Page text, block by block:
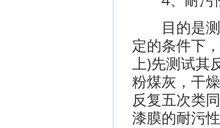
目的是测
定的条件下
上)先测试其
粉煤灰，干
反复五次类
漆膜的耐污